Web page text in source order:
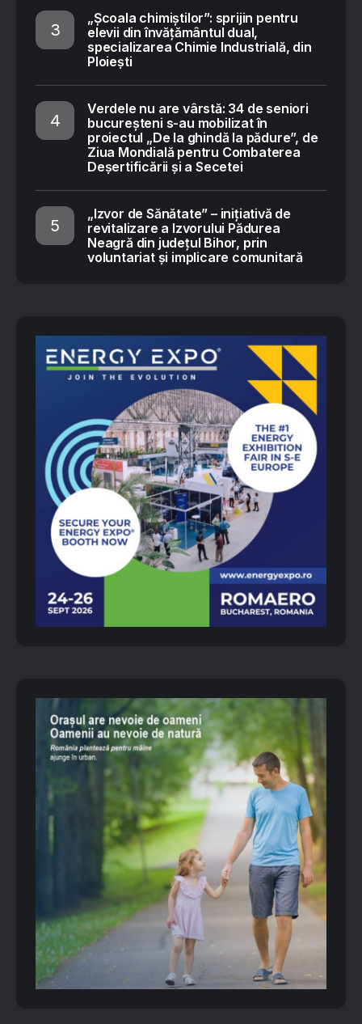
„Școala chimiștilor”: sprijin pentru
elevii din învățământul dual,
specializarea Chimie Industrială, din
Ploiești
Verdele nu are vârstă: 34 de seniori
bucureșteni s-au mobilizat în
proiectul „De la ghindă la pădure”, de
Ziua Mondială pentru Combaterea
Deșertificării și a Secetei
„Izvor de Sănătate” – inițiativă de
revitalizare a Izvorului Pădurea
Neagră din județul Bihor, prin
voluntariat și implicare comunitară